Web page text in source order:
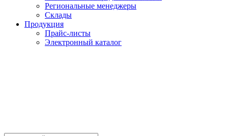
Региональные менеджеры
Склады
Продукция
Прайс-листы
Электронный каталог